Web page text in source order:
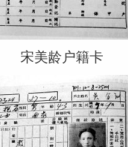
宋美龄户籍卡